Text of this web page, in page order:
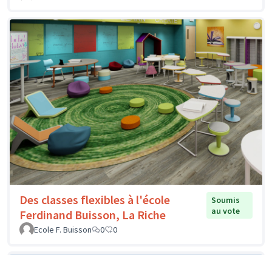
Des classes flexibles à l'école
Ferdinand Buisson, La Riche
Soumis
au vote
Ecole F. Buisson
0 0